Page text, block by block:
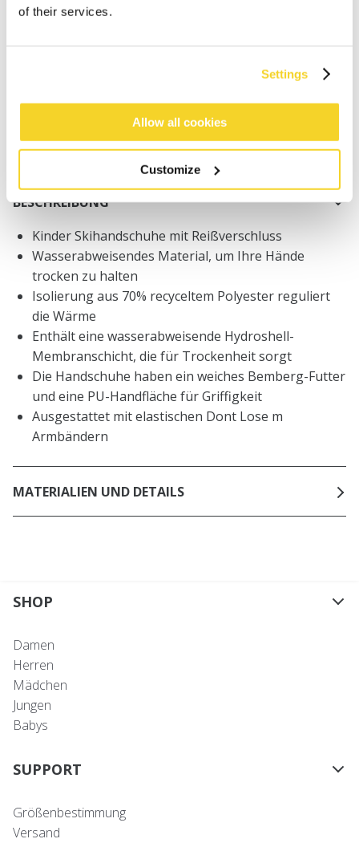
of their services.
Settings
Allow all cookies
Customize
Bestellungen, die vor 12 Uhr MEZ (Montag bis
30 Tage Rückgaberecht
BESCHREIBUNG
Kinder Skihandschuhe mit Reißverschluss
Wasserabweisendes Material, um Ihre Hände
trocken zu halten
Isolierung aus 70% recyceltem Polyester reguliert
die Wärme
Enthält eine wasserabweisende Hydroshell-
Membranschicht, die für Trockenheit sorgt
Die Handschuhe haben ein weiches Bemberg-Futter
und eine PU-Handfläche für Griffigkeit
Ausgestattet mit elastischen Dont Lose m
Armbändern
MATERIALIEN UND DETAILS
SHOP
Damen
Herren
Mädchen
Jungen
Babys
SUPPORT
Größenbestimmung
Versand